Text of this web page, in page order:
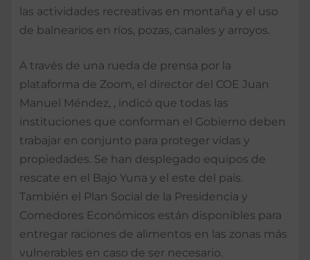
las actividades recreativas en montaña y el uso
de balnearios en ríos, pozas, canales y arroyos.
A través de una rueda de prensa por la
plataforma de Zoom, el director del COE Juan
Manuel Méndez, , indicó que todas las
instituciones que conforman el Gobierno deben
trabajar en conjunto para proteger vidas y
propiedades. Se han desplegado equipos de
rescate en el Bajo Yuna y el este del país.
También el Plan Social de la Presidencia y
Comedores Económicos están disponibles para
entregar raciones de alimentos en las zonas más
vulnerables en caso de ser necesario.